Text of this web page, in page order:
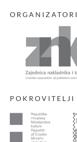
ORGANIZATORI
POKROVITELJI